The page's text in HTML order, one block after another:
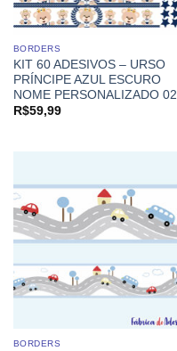
BORDERS
KIT 60 ADESIVOS – URSO
PRÍNCIPE AZUL ESCURO
NOME PERSONALIZADO 02
R$59,99
BORDERS